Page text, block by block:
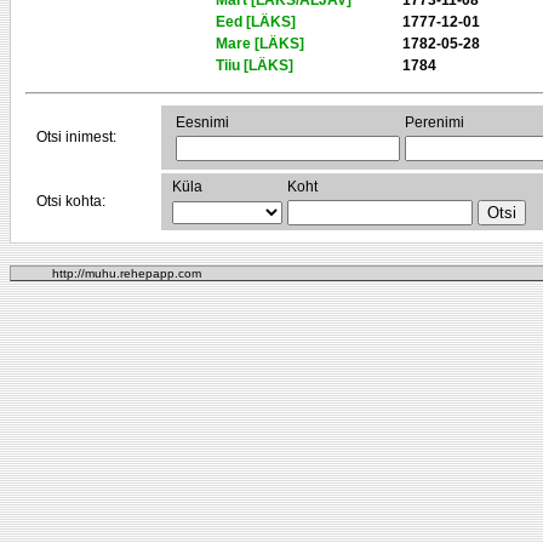
Eed [LÄKS]
1777-12-01
Mare [LÄKS]
1782-05-28
Tiiu [LÄKS]
1784
Otsi inimest:
Eesnimi Perenimi
Otsi kohta:
Küla Koht
http://muhu.rehepapp.com